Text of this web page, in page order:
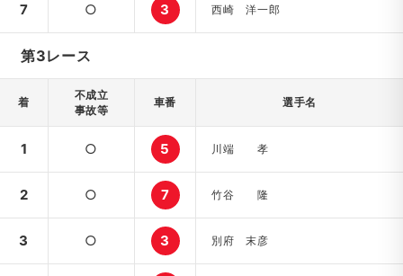
7 ○ 3 西崎 洋一郎
第3レース
着
不成立
事故等
車番 選手名
1 ○ 5 川端 孝
2 ○ 7 竹谷 隆
3 ○ 3 別府 末彦